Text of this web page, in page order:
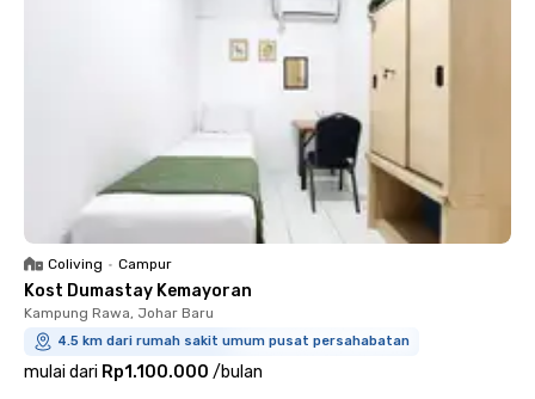
Coliving • Campur
Kost Dumastay Kemayoran
Kampung Rawa, Johar Baru
4.5 km dari rumah sakit umum pusat persahabatan
mulai dari Rp1.100.000 /bulan